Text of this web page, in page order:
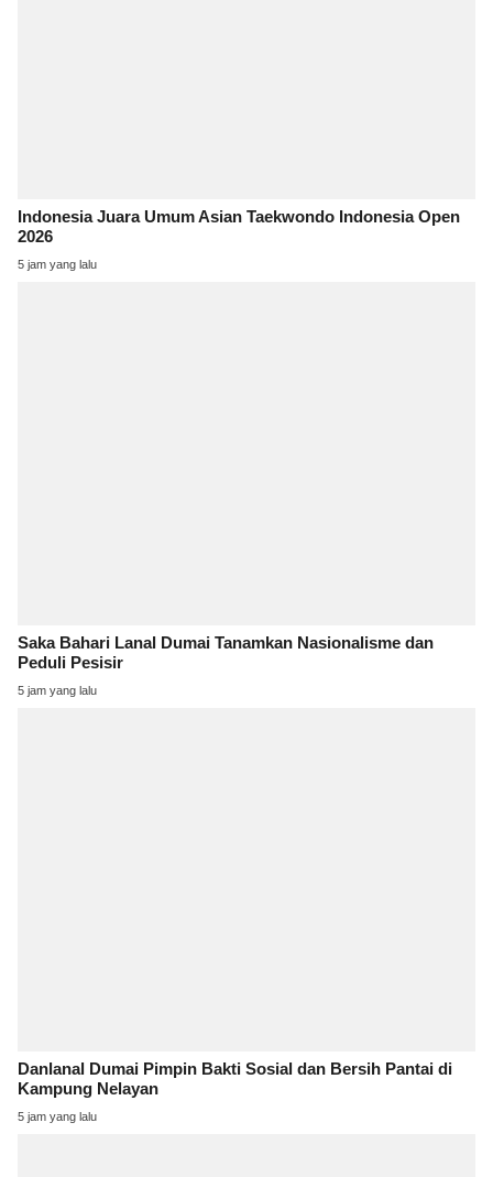
Indonesia Juara Umum Asian Taekwondo Indonesia Open
2026
5 jam yang lalu
Saka Bahari Lanal Dumai Tanamkan Nasionalisme dan
Peduli Pesisir
5 jam yang lalu
Danlanal Dumai Pimpin Bakti Sosial dan Bersih Pantai di
Kampung Nelayan
5 jam yang lalu